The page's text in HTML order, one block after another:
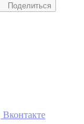
Поделиться
Вконтакте